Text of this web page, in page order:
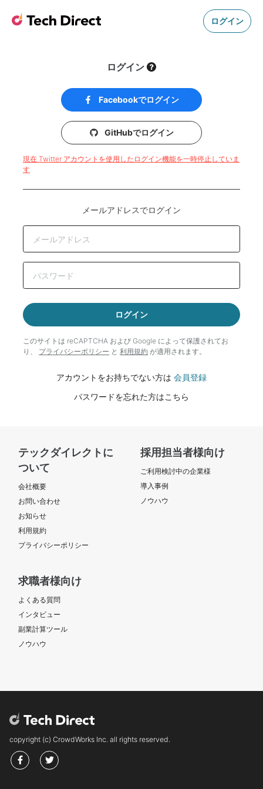
ログイン
ログイン
Facebookでログイン
GitHubでログイン
現在 Twitter アカウントを使用したログイン機能を一時停止していま
す
メールアドレスでログイン
ログイン
このサイトは reCAPTCHA および Google によって保護されてお
り、 プライバシーポリシー と 利用規約 が適用されます。
アカウントをお持ちでない方は 会員登録
パスワードを忘れた方はこちら
テックダイレクトに
ついて
会社概要
お問い合わせ
お知らせ
利用規約
プライバシーポリシー
採用担当者様向け
ご利用検討中の企業様
導入事例
ノウハウ
求職者様向け
よくある質問
インタビュー
副業計算ツール
ノウハウ
copyright (c) CrowdWorks Inc. all rights reserved.